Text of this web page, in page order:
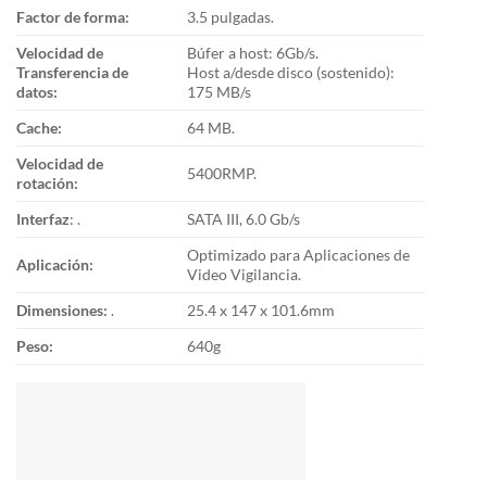
Factor de forma:
3.5 pulgadas.
Velocidad de
Transferencia de
datos:
Búfer a host: 6Gb/s.
Host a/desde disco (sostenido):
175 MB/s
Cache:
64 MB.
Velocidad de
rotación:
5400RMP.
Interfaz: . SATA III, 6.0 Gb/s
Aplicación:
Optimizado para Aplicaciones de
Video Vigilancia.
Dimensiones: .
25.4 x 147 x 101.6mm
Peso:
640g